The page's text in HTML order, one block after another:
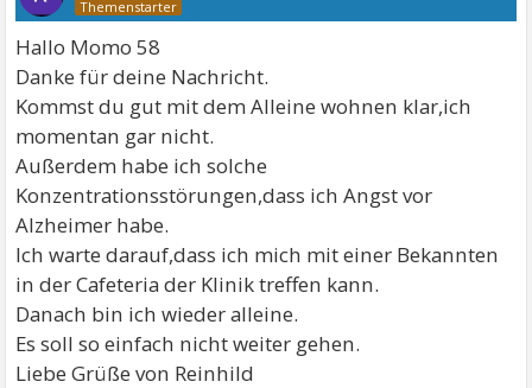
Hallo Momo 58
Danke für deine Nachricht.
Kommst du gut mit dem Alleine wohnen klar,ich
momentan gar nicht.
Außerdem habe ich solche
Konzentrationsstörungen,dass ich Angst vor
Alzheimer habe.
Ich warte darauf,dass ich mich mit einer Bekannten
in der Cafeteria der Klinik treffen kann.
Danach bin ich wieder alleine.
Es soll so einfach nicht weiter gehen.
Liebe Grüße von Reinhild